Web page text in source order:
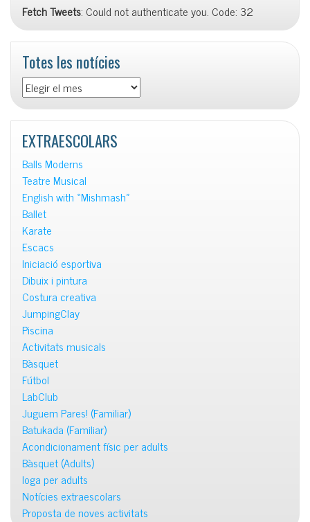
Fetch Tweets: Could not authenticate you. Code: 32
Totes les notícies
EXTRAESCOLARS
Balls Moderns
Teatre Musical
English with «Mishmash»
Ballet
Karate
Escacs
Iniciació esportiva
Dibuix i pintura
Costura creativa
JumpingClay
Piscina
Activitats musicals
Bàsquet
Fútbol
LabClub
Juguem Pares! (Familiar)
Batukada (Familiar)
Acondicionament físic per adults
Bàsquet (Adults)
Ioga per adults
Notícies extraescolars
Proposta de noves activitats